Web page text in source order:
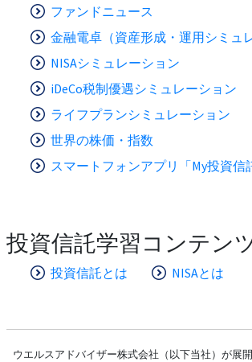
ファンドニュース
金融電卓（資産形成・運用シミュ
NISAシミュレーション
iDeCo税制優遇シミュレーション
ライフプランシミュレーション
世界の株価・指数
スマートフォンアプリ「My投資信
投資信託学習コンテン
投資信託とは NISAとは
ウエルスアドバイザー株式会社（以下当社）が展